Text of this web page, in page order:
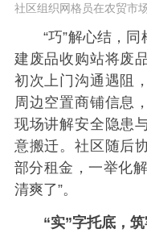
社区组织网格员在农贸市
“巧”解心结，
建废品收购站将废
初次上门沟通遇阻
周边空置商铺信息
现场讲解安全隐患
意搬迁。社区随后
部分租金，一举化
清爽了”。
“实”字托底，